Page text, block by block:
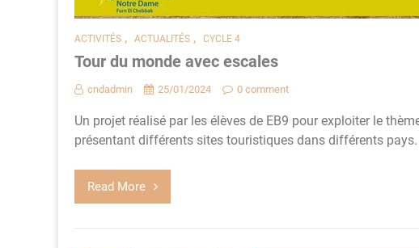
ACTIVITÉS , ACTUALITÉS , CYCLE 4
Tour du monde avec escales
cndadmin 25/01/2024 0 comment
Un projet réalisé par les élèves de EB9 pour exploiter le
présentant différents sites touristiques dans différents pays.
Read More